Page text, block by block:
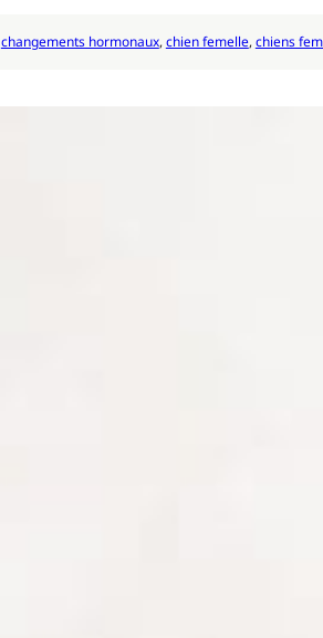
changements hormonaux, chien femelle, chiens